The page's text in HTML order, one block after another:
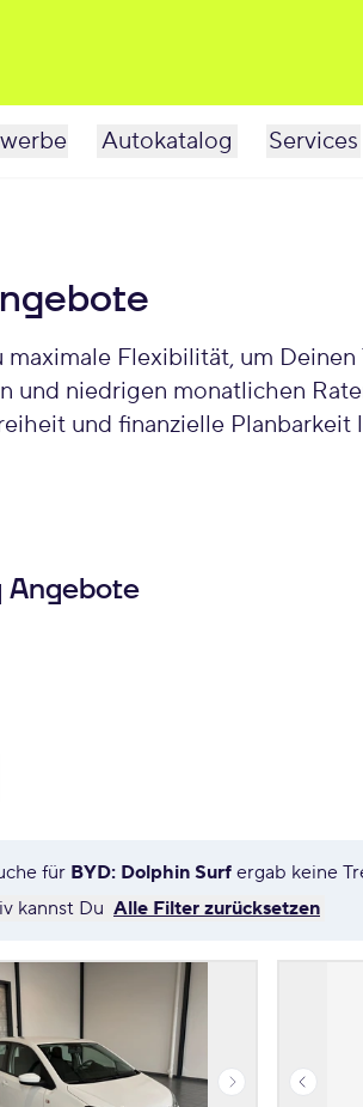
Autokatalog Services
Flexibilität, um
niedrigen monatlichen
und finanzielle
Angebote
für BYD: Dolphin Surf ergab keine
kannst Du Alle Filter zurücksetzen